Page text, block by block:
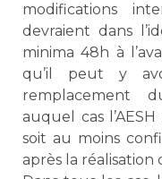
modifications
devraient dans
minima 48h à
qu’il peut y
remplacement
auquel cas
soit au moins
après la